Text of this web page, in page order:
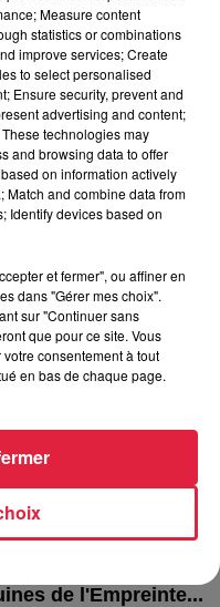
sur la venue du
septembre
des précisons sur
Wunsch et Mann à
de l'Empreinte...
Measure content
statistics or combinations
improve services; Create
to select personalised
Ensure security, prevent and
advertising and content;
technologies may
and browsing data to offer
on information actively
and combine data from
Identify devices based on
et fermer", ou affiner en
dans "Gérer mes choix".
sur "Continuer sans
que pour ce site. Vous
consentement à tout
en bas de chaque page.